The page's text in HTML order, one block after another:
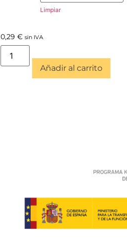
Limpiar
0,29 € sin IVA
Añadir al carrito